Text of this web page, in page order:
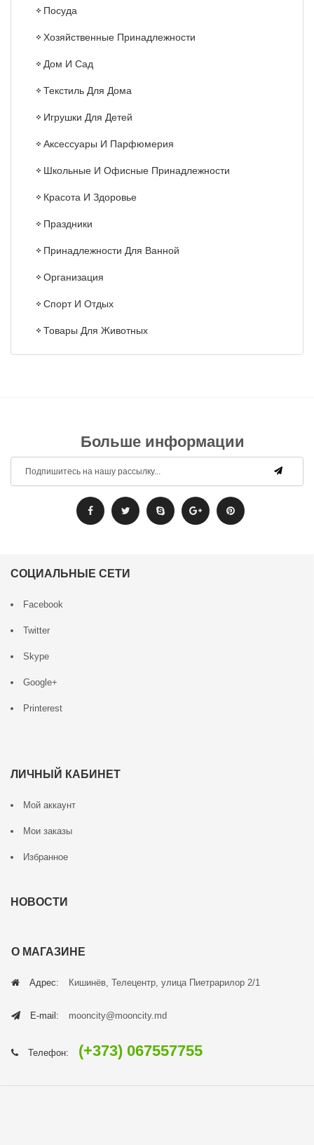
Посуда
Хозяйственные Принадлежности
Дом И Сад
Текстиль Для Дома
Игрушки Для Детей
Аксессуары И Парфюмерия
Школьные И Офисные Принадлежности
Красота И Здоровье
Праздники
Принадлежности Для Ванной
Организация
Спорт И Отдых
Товары Для Животных
Больше информации
СОЦИАЛЬНЫЕ СЕТИ
Facebook
Twitter
Skype
Google+
Printerest
ЛИЧНЫЙ КАБИНЕТ
Мой аккаунт
Мои заказы
Избранное
НОВОСТИ
О МАГАЗИНЕ
Адрес: Кишинёв, Телецентр, улица Пиетрарилор 2/1
E-mail: mooncity@mooncity.md
Телефон: (+373) 067557755